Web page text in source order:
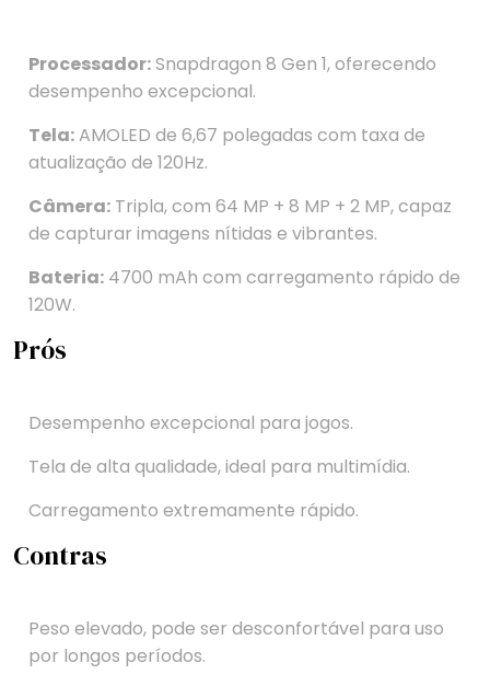
Processador:Snapdragon 8 Gen 1, oferecendo
desempenho excepcional.
Tela:AMOLED de 6,67 polegadas com taxa de
atualização de 120Hz.
Câmera: Tripla, com 64 MP + 8 MP + 2 MP, capaz
de capturar imagens nítidas e vibrantes.
Bateria: 4700 mAh com carregamento rápido de
120W.
Prós
Desempenho excepcional para jogos.
Tela de alta qualidade, ideal para multimídia.
Carregamento extremamente rápido.
Contras
Peso elevado, pode ser desconfortável para uso
por longos períodos.